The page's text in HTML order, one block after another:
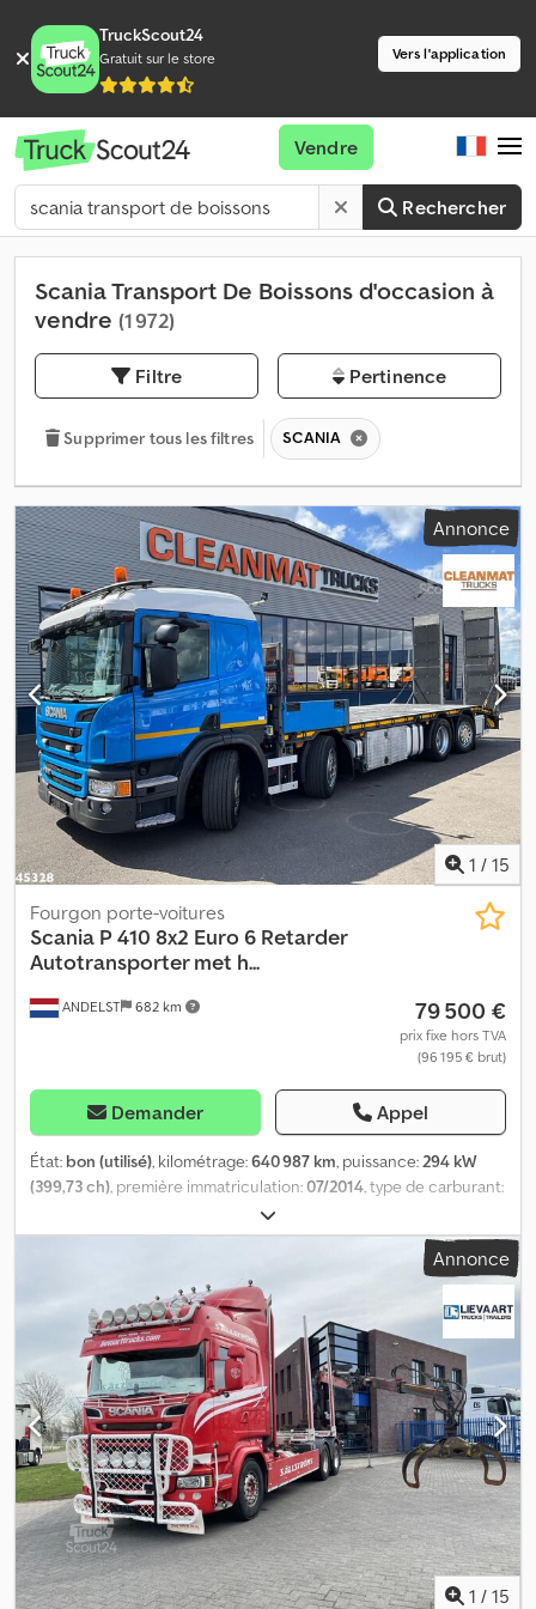
TruckScout24
Gratuit sur le store Vers l'application
Rechercher
Vendre
Scania Transport De Boissons d'occasion à
vendre (1 972)
Filtre Pertinence
Supprimer tous les filtres SCANIA
Annonce
1 / 15
ANDELST 682 km
Fourgon porte-voitures
Scania P 410 8x2 Euro 6 Retarder
Autotransporter met h...
79 500 €
prix fixe hors TVA
(96 195 € brut)
Demander Appel
État: bon (utilisé), kilométrage:640 987 km, puissance:294 kW
(399,73 ch), première immatriculation:07/2014, type de carburant:
375/50 22.5
8x2, empattement:5 900 mm, carburant:diesel, freins:retardeur,
, type d'engrenage:
, classe d'émission:
, nombre
de sièges:2, longueur totale:11 400 mm , largeur totale:2 550 mm,
hauteur totale:3 750 mm, charge admissible sur essieu (essieu 1):
8 000 kg, charge maximale autorisée par essieu (essieu 2):8 000
kg, charge d'essieu autorisée (essieu 3):11 500 kg, longueur de
l'espace de chargement:8 550 mm, largeur de l’espace de
chargement:2 480 mm, Année de construction:2014,
Équipement:ABS, EBS (Système de freinage électronique),
blocage de différentiel, chauffage de stationnement,
climatisation, retardeur, régulation électrique des vitres, =
Options et équipements supplémentaires = - Attache-remorque
40 mm - Accoudoir Dkedpfxjzrv T Ij Ai Hjr - Feux clignotants - Toit
ouvrant - Euro 6 - Essieu suiveur relevable - Chauffage -
Annonce
1 / 15